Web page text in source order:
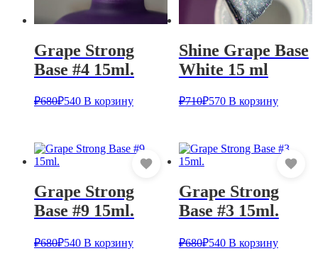
Grape Strong
Base #4 15ml.
₽680₽540 В корзину
Shine Grape Base
White 15 ml
₽710₽570 В корзину
Grape Strong
Base #9 15ml.
₽680₽540 В корзину
Grape Strong
Base #3 15ml.
₽680₽540 В корзину